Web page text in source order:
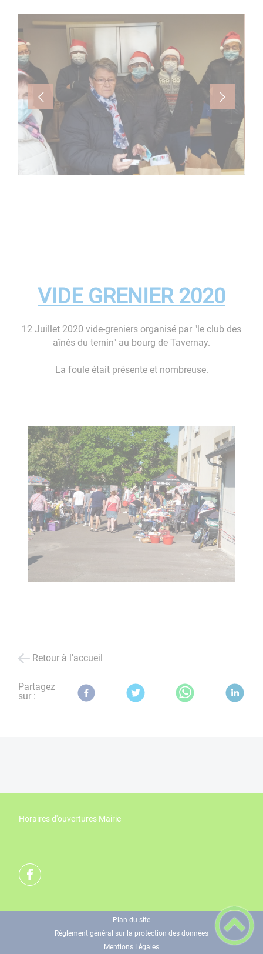
VIDE GRENIER 2020
12 Juillet 2020 vide-greniers organisé par "le club des
aînés du ternin" au bourg de Tavernay.
La foule était présente et nombreuse.
Retour à l'accueil
Partagez
sur :
Horaires d'ouvertures Mairie
Plan du site
Règlement général sur la protection des données
Mentions Légales